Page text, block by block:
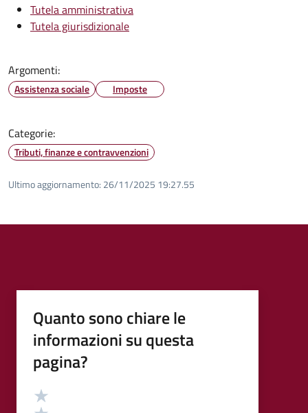
Tutela amministrativa
Tutela giurisdizionale
Argomenti:
Assistenza sociale Imposte
Categorie:
Tributi, finanze e contravvenzioni
Ultimo aggiornamento: 26/11/2025 19:27.55
Quanto sono chiare le
informazioni su questa
pagina?
Valutazione